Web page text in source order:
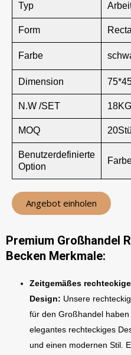
Typ
Form
Farbe
Dimension
N.W /SET
MOQ
Benutzerdefinierte
Option
Angebot einholen
Premium Großhandel
Becken Merkmale:
Zeitgemäßes
Design: Unsere
für den Großhandel
elegantes rechteckiges
und einen modernen Stil.